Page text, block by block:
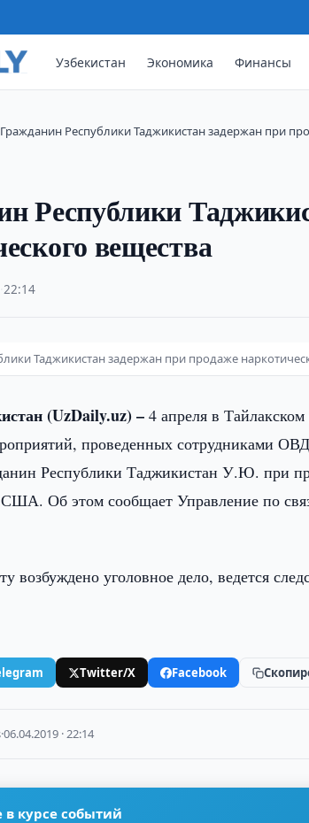
Узбекистан Экономика Финансы
Гражданин Республики Таджикистан задержан при
Республики
вещества
·22:14
Таджикистан задержан при продаже
(UzDaily.uz) – 4 апреля в
проведенных сотрудниками
Республики Таджикистан У.Ю. при
США. Об этом сообщает Управление по
возбуждено уголовное дело, ведется
Twitter/X Facebook
·06.04.2019 · 22:14
в курсе событий